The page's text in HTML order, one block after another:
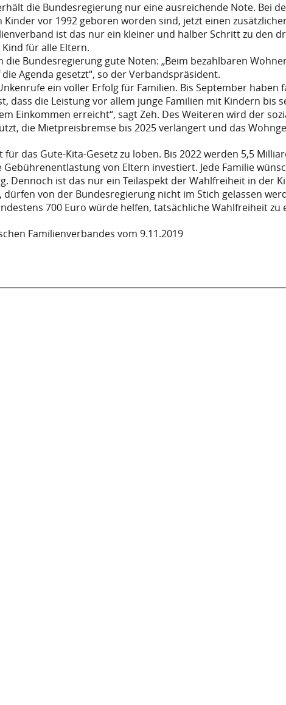
die Bundesregierung nur eine ausreichende Note. Bei
vor 1992 geboren worden sind, jetzt einen
ist das nur ein kleiner und halber Schritt zu den
für alle Eltern.
Bundesregierung gute Noten: „Beim bezahlbaren
Agenda gesetzt“, so der Verbandspräsident.
ein voller Erfolg für Familien. Bis September haben
dass die Leistung vor allem junge Familien mit Kindern bis
Einkommen erreicht“, sagt Zeh. Des Weiteren wird der
die Mietpreisbremse bis 2025 verlängert und das
das Gute-Kita-Gesetz zu loben. Bis 2022 werden 5,5
von Eltern investiert. Jede Familie
Dennoch ist das nur ein Teilaspekt der Wahlfreiheit in der
von der Bundesregierung nicht im Stich gelassen
700 Euro würde helfen, tatsächliche Wahlfreiheit zu
Familienverbandes vom 9.11.2019